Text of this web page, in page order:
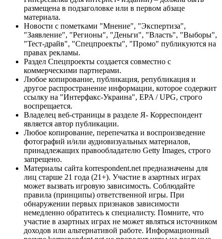
размещена в подзаголовке или в первом абзаце
материала.
Новости с пометками "Мнение", "Экспертиза",
"Заявление", "Регионы", "Деньги", "Власть", "Выборы",
"Тест-драйв", "Спецпроекты", "Промо" публикуются на
правах рекламы.
Раздел Спецпроекты создается совместно с
коммерческими партнерами.
Любое копирование, публикация, републикация и
другое распространение информации, которое содержит
ссылку на "Интерфакс-Украина", EPA / UPG, строго
воспрещается.
Владелец веб-страницы в разделе Я- Корреспондент
является автор публикации.
Любое копирование, перепечатка и воспроизведение
фотографий и/или аудиовизуальных материалов,
принадлежащих правообладателю Getty Images, строго
запрещено.
Материалы сайта korrespondent.net предназначены для
лиц старше 21 года (21+). Участие в азартных играх
может вызвать игровую зависимость. Соблюдайте
правила (принципы) ответственной игры. При
обнаружении первых признаков зависимости
немедленно обратитесь к специалисту. Помните, что
участие в азартных играх не может являться источником
доходов или альтернативой работе. Информационный